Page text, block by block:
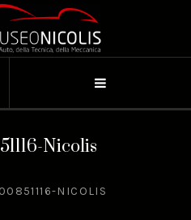
Nicolis
NICOLIS